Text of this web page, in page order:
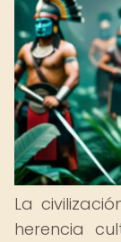
La
herencia